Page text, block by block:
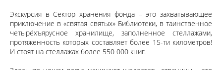
Экскурсия в Сектор хранения фонда – это захватывающее
приключение в «святая святых» Библиотеки, в таинственное
четырёхъярусное хранилище, заполненное стеллажами,
протяженность которых составляет более 15-ти километров!
И стоят на стеллажах более 550 000 книг.